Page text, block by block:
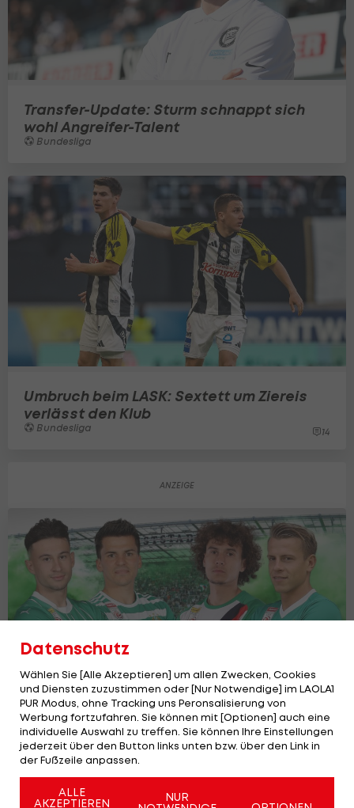
Transfer-Update: Sturm schnappt sich
wohl Angreifer-Talent
Bundesliga
Umbruch beim LASK: Sextett um Ziereis
verlässt den Klub
Bundesliga 14
Wie geht's eigentlich...? So schlagen
sich die Rapid-Abgänge
Bundesliga
Datenschutz
Wählen Sie [Alle Akzeptieren] um allen Zwecken, Cookies
und Diensten zuzustimmen oder [Nur Notwendige] im LAOLA1
PUR Modus, ohne Tracking uns Peronsalisierung von
Werbung fortzufahren. Sie können mit [Optionen] auch eine
individuelle Auswahl zu treffen. Sie können Ihre Einstellungen
jederzeit über den Button links unten bzw. über den Link in
der Fußzeile anpassen.
ALLE
AKZEPTIEREN
NUR